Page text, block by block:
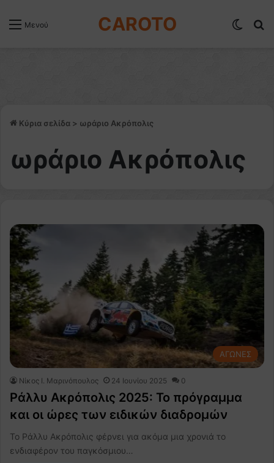
Μενού CAROTO
Κύρια σελίδα > ωράριο Ακρόπολις
ωράριο Ακρόπολις
ΑΓΩΝΕΣ
Nίκος Ι. Mαρινόπουλος 24 Ιουνίου 2025 0
Ράλλυ Ακρόπολις 2025: Το πρόγραμμα
και οι ώρες των ειδικών διαδρομών
Το Ράλλυ Ακρόπολις φέρνει για ακόμα μια χρονιά το
ενδιαφέρον του παγκόσμιου…